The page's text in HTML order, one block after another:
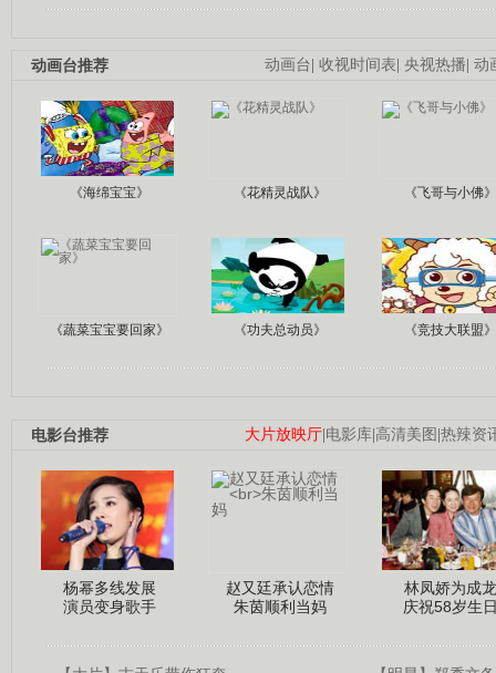
动画台| 收视时间表| 央视热播| 动
动画台推荐
《海绵宝宝》 《花精灵战队》 《飞哥与小佛》
《蔬菜宝宝要回家》 《功夫总动员》 《竞技大联盟》
大片放映厅|电影库|高清美图 |热辣资
电影台推荐
杨幂多线发展
演员变身歌手
赵又廷承认恋情
朱茵顺利当妈
林凤娇为成龙
庆祝58岁生